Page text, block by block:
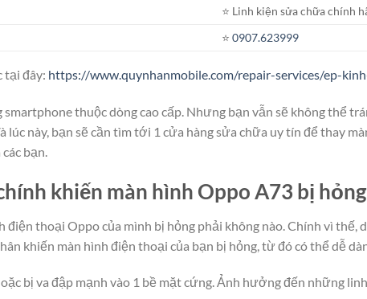
⭐️ Linh kiện sửa chữa chính
⭐️0907.623999
tại đây: https://www.quynhanmobile.com/repair-services/ep-
thuộc dòng cao cấp. Nhưng bạn vẫn sẽ không thể
lúc này, bạn sẽ cần tìm tới 1 cửa hàng sửa chữa uy tín để thay
bạn.
khiến màn hình Oppo A73 bị hỏng
điện thoại Oppo của mình bị hỏng phải không nào. Chính vì
khiến màn hình điện thoại của bạn bị hỏng, từ đó có thể dễ
bị va đập mạnh vào 1 bề mặt cứng. Ảnh hưởng đến những